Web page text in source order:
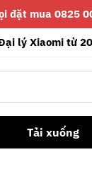
đặt mua 0825
lý Xiaomi từ
Tải xuống